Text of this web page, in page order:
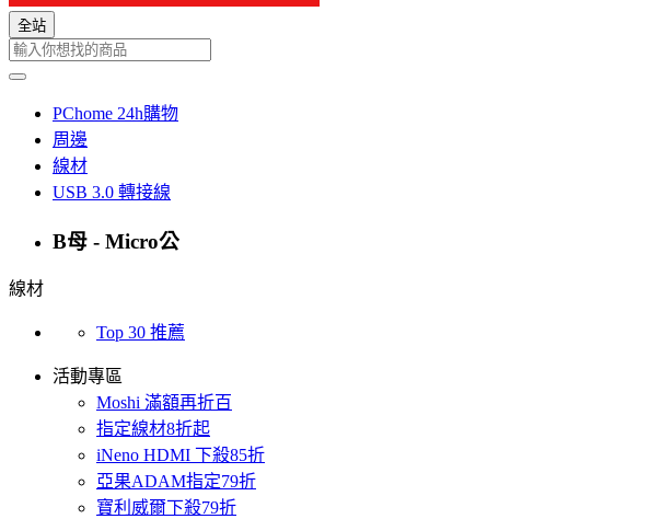
全站
PChome 24h購物
周邊
線材
USB 3.0 轉接線
B母 - Micro公
線材
Top 30 推薦
活動專區
Moshi 滿額再折百
指定線材8折起
iNeno HDMI 下殺85折
亞果ADAM指定79折
寶利威爾下殺79折